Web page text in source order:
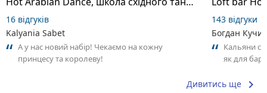
16 відгуків
Kalyania Sabet
А у нас новий набір! Чекаємо на кожну
принцесу та королеву!
143 відгуки
Богдан
Кальяни
як для
Дивитись ще keyboard_arrow_right